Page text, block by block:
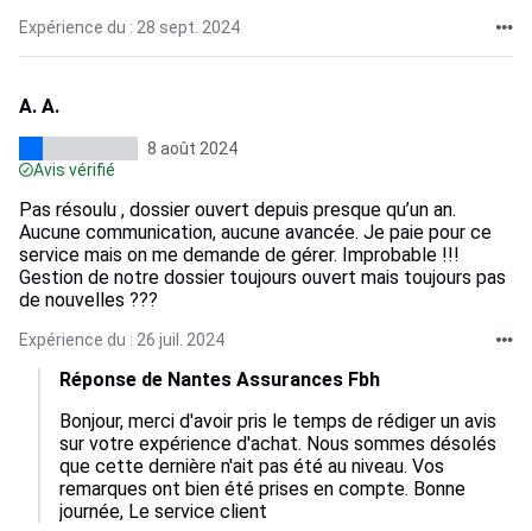
Expérience du : 28 sept. 2024
A. A.
8 août 2024
Avis vérifié
Pas résoulu , dossier ouvert depuis presque qu’un an.
Aucune communication, aucune avancée. Je paie pour ce
service mais on me demande de gérer. Improbable !!!
Gestion de notre dossier toujours ouvert mais toujours pas
de nouvelles ???
Expérience du : 26 juil. 2024
Réponse de Nantes Assurances Fbh
Bonjour, merci d'avoir pris le temps de rédiger un avis
sur votre expérience d'achat. Nous sommes désolés
que cette dernière n'ait pas été au niveau. Vos
remarques ont bien été prises en compte. Bonne
journée, Le service client